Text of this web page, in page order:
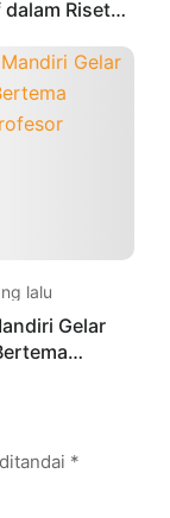
Riset
lalu
Gelar
*